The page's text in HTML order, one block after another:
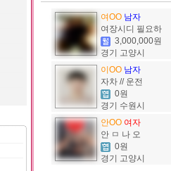
이름 :
희망지역 : 경기 수원시 / 희망
제목 :
유흥쪽,밤일,운적일자리
이름 :김OO
희망지역 : 전남 신안군 / 희망
제목 :신안 다방
희망지역 : 전남 신안군 / 희망
제목 :다방일 구해요.
이름 :예OO
희망지역 : 경남 전지역 / 희망
제목 :애교많은 >_<예리 !! 열
여OO 남자
여장시디 필요하
3,000,000원
경기 고양시
이OO 남자
자차 // 운전
0원
경기 수원시
안OO 여자
안 ㅁ 나 오
0원
경기 고양시